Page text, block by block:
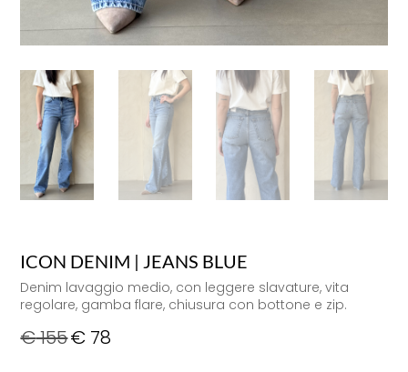
ICON DENIM | JEANS BLUE
Denim lavaggio medio, con leggere slavature, vita
regolare, gamba flare, chiusura con bottone e zip.
€155€ 78